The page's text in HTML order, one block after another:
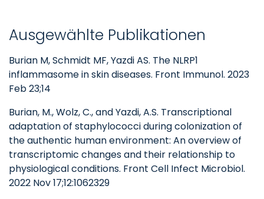
Ausgewählte Publikationen
Burian M, Schmidt MF, Yazdi AS. The NLRP1
inflammasome in skin diseases. Front Immunol. 2023
Feb 23;14
Burian, M., Wolz, C., and Yazdi, A.S. Transcriptional
adaptation of staphylococci during colonization of
the authentic human environment: An overview of
transcriptomic changes and their relationship to
physiological conditions. Front Cell Infect Microbiol.
2022 Nov 17;12:1062329